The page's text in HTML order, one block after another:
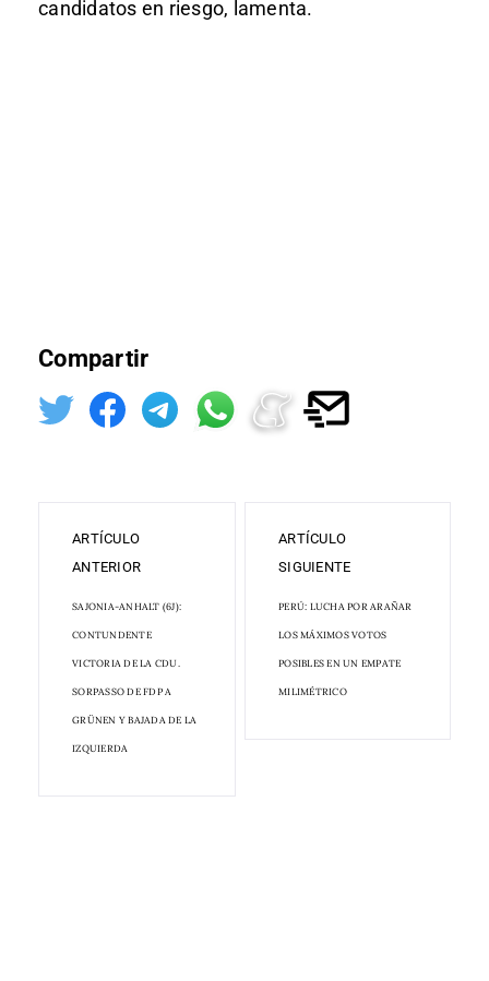
candidatos en riesgo, lamenta.
Compartir
ARTÍCULO
ANTERIOR
SAJONIA-ANHALT (6J):
CONTUNDENTE
VICTORIA DE LA CDU.
SORPASSO DE FDP A
GRÜNEN Y BAJADA DE LA
IZQUIERDA
ARTÍCULO
SIGUIENTE
PERÚ: LUCHA POR ARAÑAR
LOS MÁXIMOS VOTOS
POSIBLES EN UN EMPATE
MILIMÉTRICO